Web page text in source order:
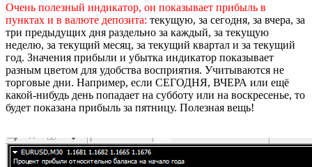
Очень полезный индикатор, он показывает прибыль в
пунктах и в валюте депозита: текущую, за сегодня, за вчера, за
три предыдущих дня раздельно за каждый, за текущую
неделю, за текущий месяц, за текущий квартал и за текущий
год. Значения прибыли и убытка индикатор показывает
разным цветом для удобства восприятия. Учитываются не
торговые дни. Например, если СЕГОДНЯ, ВЧЕРА или ещё
какой-нибудь день попадает на субботу или на воскресенье, то
будет показана прибыль за пятницу. Полезная вещь!